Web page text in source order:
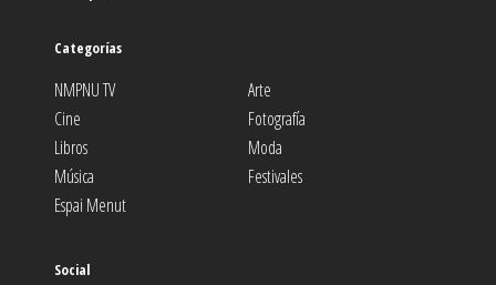
Categorías
NMPNU TV
Arte
Cine
Fotografía
Libros
Moda
Música
Festivales
Espai Menut
Social